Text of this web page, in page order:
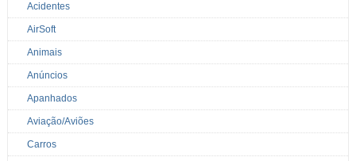
Acidentes
AirSoft
Animais
Anúncios
Apanhados
Aviação/Aviões
Carros